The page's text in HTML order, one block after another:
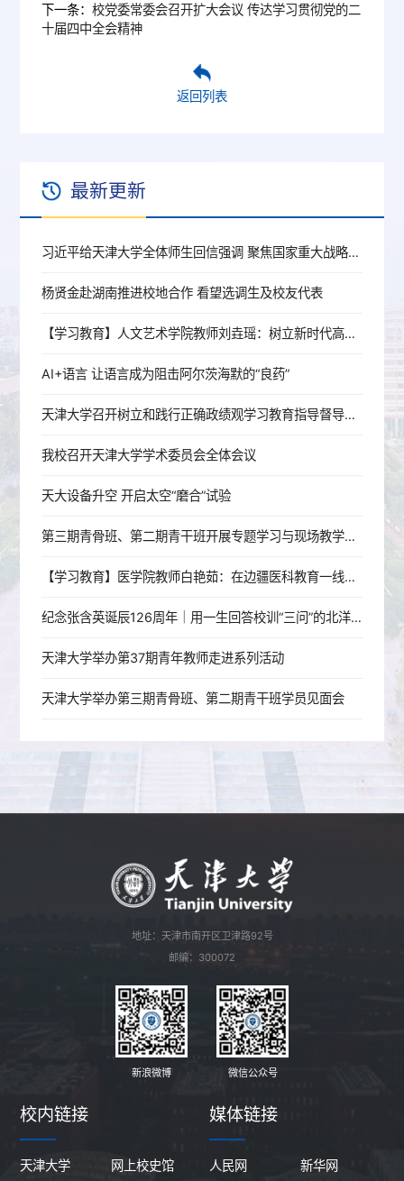
下一条：校党委常委会召开扩大会议 传达学习贯彻党的二
十届四中全会精神
返回列表
最新更新
习近平给天津大学全体师生回信强调 聚焦国家重大战略需求提高人才培养质量 更好服务经济社会发展
杨贤金赴湖南推进校地合作 看望选调生及校友代表
【学习教育】人文艺术学院教师刘垚瑶：树立新时代高校党员教师的正确政绩观
AI+语言 让语言成为阻击阿尔茨海默的“良药”
天津大学召开树立和践行正确政绩观学习教育指导督导工作推进会
我校召开天津大学学术委员会全体会议
天大设备升空 开启太空“磨合”试验
第三期青骨班、第二期青干班开展专题学习与现场教学活动
【学习教育】医学院教师白艳茹：在边疆医科教育一线践行育人初心
纪念张含英诞辰126周年｜用一生回答校训“三问”的北洋老校长
天津大学举办第37期青年教师走进系列活动
天津大学举办第三期青骨班、第二期青干班学员见面会
地址：天津市南开区卫津路92号
邮编：300072
新浪微博 微信公众号
校内链接
天津大学 网上校史馆
媒体链接
人民网 新华网